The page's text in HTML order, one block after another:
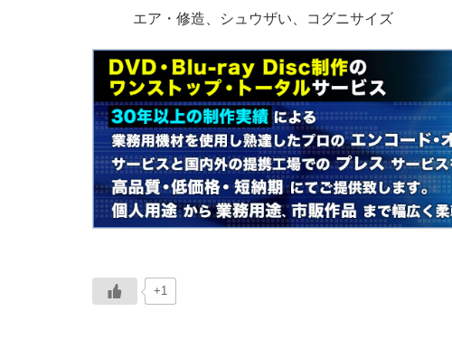
エア・修造、シュウザい、コグニサイズ
+1